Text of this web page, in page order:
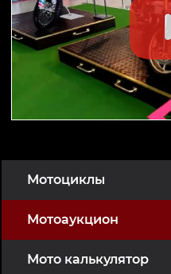
Мотоциклы
Мотоаукцион
Мото калькулятор